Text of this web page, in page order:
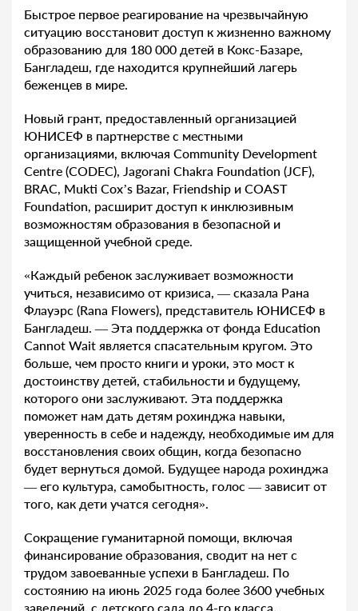
Быстрое первое реагирование на чрезвычайную
ситуацию восстановит доступ к жизненно важному
образованию для 180 000 детей в Кокс-Базаре,
Бангладеш, где находится крупнейший лагерь
беженцев в мире.
Новый грант, предоставленный организацией
ЮНИСЕФ в партнерстве с местными
организациями, включая Community Development
Centre (CODEC), Jagorani Chakra Foundation (JCF),
BRAC, Mukti Cox’s Bazar, Friendship и COAST
Foundation, расширит доступ к инклюзивным
возможностям образования в безопасной и
защищенной учебной среде.
«Каждый ребенок заслуживает возможности
учиться, независимо от кризиса, — сказала Рана
Флауэрс (Rana Flowers), представитель ЮНИСЕФ в
Бангладеш. — Эта поддержка от фонда Education
Cannot Wait является спасательным кругом. Это
больше, чем просто книги и уроки, это мост к
достоинству детей, стабильности и будущему,
которого они заслуживают. Эта поддержка
поможет нам дать детям рохинджа навыки,
уверенность в себе и надежду, необходимые им для
восстановления своих общин, когда безопасно
будет вернуться домой. Будущее народа рохинджа
— его культура, самобытность, голос — зависит от
того, как дети учатся сегодня».
Сокращение гуманитарной помощи, включая
финансирование образования, сводит на нет с
трудом завоеванные успехи в Бангладеш. По
состоянию на июнь 2025 года более 3600 учебных
заведений, с детского сада до 4-го класса,